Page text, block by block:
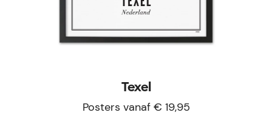
Texel
Posters vanaf € 19,95